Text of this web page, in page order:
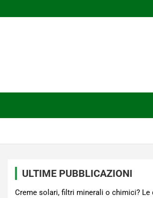
ULTIME PUBBLICAZIONI
Creme solari, filtri minerali o chimici? Le